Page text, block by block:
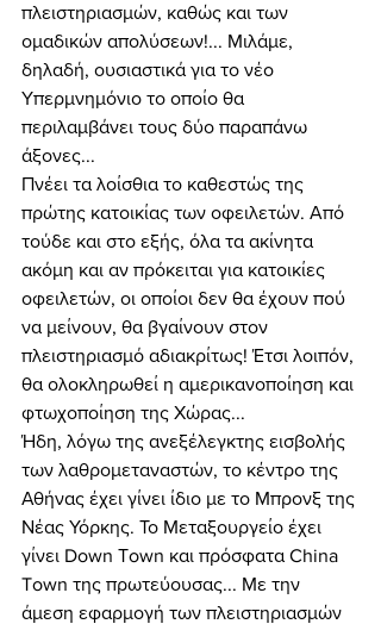
πλειστηριασμών, καθώς και των
ομαδικών απολύσεων!... Μιλάμε,
δηλαδή, ουσιαστικά για το νέο
Υπερμνημόνιο το οποίο θα
περιλαμβάνει τους δύο παραπάνω
άξονες...
Πνέει τα λοίσθια το καθεστώς της
πρώτης κατοικίας των οφειλετών. Από
τούδε και στο εξής, όλα τα ακίνητα
ακόμη και αν πρόκειται για κατοικίες
οφειλετών, οι οποίοι δεν θα έχουν πού
να μείνουν, θα βγαίνουν στον
πλειστηριασμό αδιακρίτως! Έτσι λοιπόν,
θα ολοκληρωθεί η αμερικανοποίηση και
φτωχοποίηση της Χώρας...
Ήδη, λόγω της ανεξέλεγκτης εισβολής
των λαθρομεταναστών, το κέντρο της
Αθήνας έχει γίνει ίδιο με το Μπρονξ της
Νέας Υόρκης. Το Μεταξουργείο έχει
γίνει Down Τown και πρόσφατα China
Town της πρωτεύουσας... Με την
άμεση εφαρμογή των πλειστηριασμών